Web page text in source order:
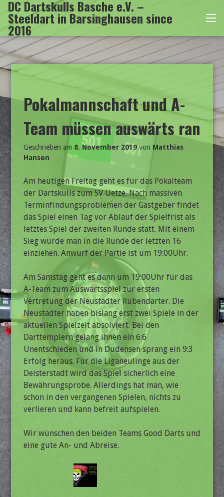
Zum
Inhalt
springen
DC Dartskulls Basche e.V. –
Steeldart in Barsinghausen since
2016
Pokalmannschaft und A-
Team müssen auswärts ran
Geschrieben am 8. November 2019von Matthias
Hansen
Am heutigen Freitag geht es für das Pokalteam
der Dartskulls zum SV Uetze. Nach massiven
Terminfindungsproblemen der Gastgeber findet
das Spiel einen Tag vor Ablauf der Spielfrist als
letztes Spiel der zweiten Runde statt. Mit einem
Sieg würde man in die Runde der letzten 16
einziehen. Anwurf der Partie ist um 19:00Uhr.
Am Samstag geht es dann um 19:00Uhr für das
A-Team zum Auswärtsspiel zur ersten
Vertretung der Neustädter Rübendarter. Die
Neustädter haben bislang erst zwei Spiele in der
aktuellen Spielzeit absolviert. Bei den
Darttemplern gelang ihnen ein 6:6
Unentschieden und in Dudensen sprang ein 9:3
Erfolg heraus. Für die Liganeulinge aus der
Deisterstadt wird das Spiel sicherlich eine
Bewährungsprobe. Allerdings hat man, wie
schon in den vergangenen Spielen, nichts zu
verlieren und kann befreit aufspielen.
Wir wünschen den beiden Teams Good Darts und
eine gute An- und Abreise.